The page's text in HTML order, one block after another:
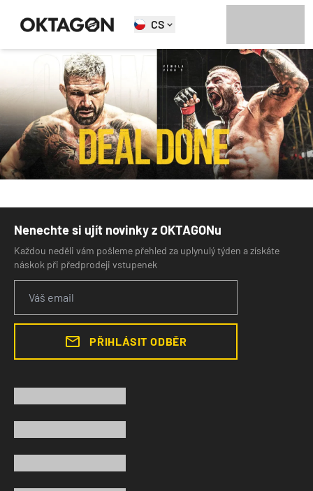
CS
Nenechte si ujít novinky z OKTAGONu
Každou neděli vám pošleme přehled za uplynulý týden a získáte
náskok při předprodeji vstupenek
PŘIHLÁSIT ODBĚR